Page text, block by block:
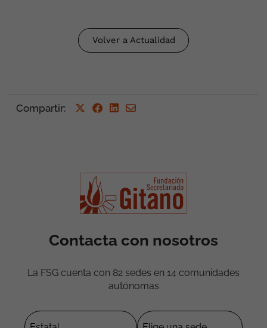
Volver a Actualidad
Compartir:
Contacta con nosotros
La FSG cuenta con 82 sedes en 14 comunidades
autónomas